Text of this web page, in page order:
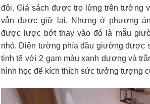
đôi. Giá sách được tro lửng trên tường
vẫn được giữ lại. Nhưng ở phương
được lược bớt thay vào đó là mẫu
nhỏ. Diện tường phía đầu giường được
tinh tế với 2 gam màu xanh dương và
hình học để kích thích sức tưởng tượng